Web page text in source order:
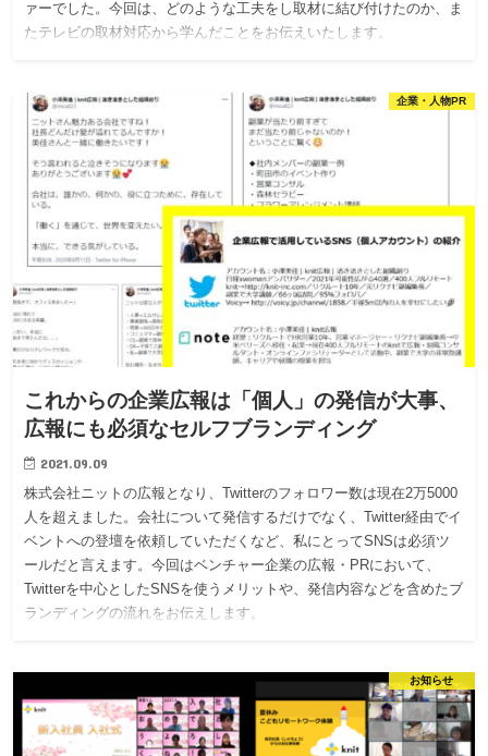
ァーでした。今回は、どのような工夫をし取材に結び付けたのか、ま
たテレビの取材対応から学んだことをお伝えいたします。
企業・人物PR
これからの企業広報は「個人」の発信が大事、
広報にも必須なセルフブランディング
2021.09.09
株式会社ニットの広報となり、Twitterのフォロワー数は現在2万5000
人を超えました。会社について発信するだけでなく、Twitter経由でイ
ベントへの登壇を依頼していただくなど、私にとってSNSは必須ツ
ールだと言えます。今回はベンチャー企業の広報・PRにおいて、
Twitterを中心としたSNSを使うメリットや、発信内容などを含めたブ
ランディングの流れをお伝えします。
お知らせ